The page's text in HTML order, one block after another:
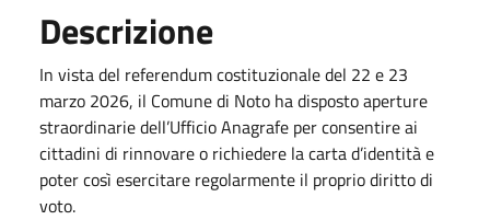
Descrizione
In vista del referendum costituzionale del 22 e 23
marzo 2026, il Comune di Noto ha disposto aperture
straordinarie dell’Ufficio Anagrafe per consentire ai
cittadini di rinnovare o richiedere la carta d’identità e
poter così esercitare regolarmente il proprio diritto di
voto.